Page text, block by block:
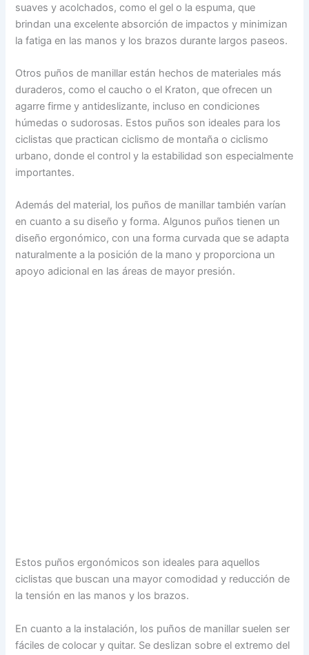
suaves y acolchados, como el gel o la espuma, que
brindan una excelente absorción de impactos y minimizan
la fatiga en las manos y los brazos durante largos paseos.
Otros puños de manillar están hechos de materiales más
duraderos, como el caucho o el Kraton, que ofrecen un
agarre firme y antideslizante, incluso en condiciones
húmedas o sudorosas. Estos puños son ideales para los
ciclistas que practican ciclismo de montaña o ciclismo
urbano, donde el control y la estabilidad son especialmente
importantes.
Además del material, los puños de manillar también varían
en cuanto a su diseño y forma. Algunos puños tienen un
diseño ergonómico, con una forma curvada que se adapta
naturalmente a la posición de la mano y proporciona un
apoyo adicional en las áreas de mayor presión.
Estos puños ergonómicos son ideales para aquellos
ciclistas que buscan una mayor comodidad y reducción de
la tensión en las manos y los brazos.
En cuanto a la instalación, los puños de manillar suelen ser
fáciles de colocar y quitar. Se deslizan sobre el extremo del